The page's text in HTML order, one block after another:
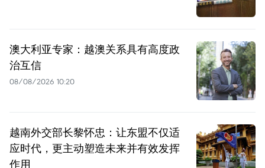
澳大利亚专家：越澳关系具有高度政
治互信
08/08/2026 10:20
越南外交部长黎怀忠：让东盟不仅适
应时代，更主动塑造未来并有效发挥
作用